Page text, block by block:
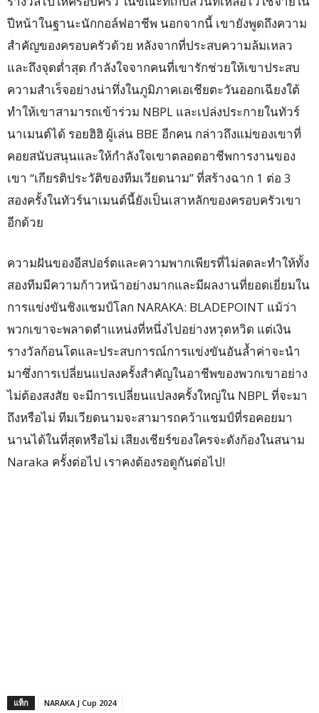
ปีหน้าในฐานะนักกอล์ฟอาชีพ นอกจากนี้ เขายังพูดถึงความ
สำคัญของครอบครัวด้วย หลังจากที่ประสบความล้มเหลว
และถึงจุดต่ำสุด กำลังใจจากคนที่เขารักช่วยให้เขาประสบ
ความสำเร็จอย่างน่าทึ่งในภูมิภาคเอเชียตะวันออกเฉียงใต้
ทำให้เขาสามารถเข้าร่วม NBPL และเปล่งประกายในทัวร์
นาเมนต์ได้ รอยฮิฮิ ผู้เล่น BBE อีกคน กล่าวถึงแม่ของเขาที่
คอยสนับสนุนและให้กำลังใจเขาตลอดอาชีพการงานของ
เขา “เกียรติประวัติของทีมเวียดนาม” ที่สร้างฉาก 1 ต่อ 3
สองครั้งในทัวร์นาเมนต์นี้ยังเป็นเสาหลักของครอบครัวเขา
อีกด้วย
ความฝันของอีสปอร์ตและความพากเพียรที่ไม่ลดละทำให้ทั้ง
สองทีมมีความก้าวหน้าอย่างมากและมีผลงานที่ยอดเยี่ยมใน
การแข่งขันชิงแชมป์โลก NARAKA: BLADEPOINT แม้ว่า
พวกเขาจะพลาดตำแหน่งที่หนึ่งไปอย่างหวุดหวิด แต่เงิน
รางวัลก้อนโตและประสบการณ์การแข่งขันอันล้ำค่าจะนำ
มาซึ่งการเปลี่ยนแปลงครั้งสำคัญในอาชีพของพวกเขาอย่าง
ไม่ต้องสงสัย จะมีการเปลี่ยนแปลงครั้งใหญ่ใน NBPL ที่จะมา
ถึงหรือไม่ ทีมเวียดนามจะสามารถคว้าแชมป์ที่รอคอยมา
นานได้ในที่สุดหรือไม่ เสียงเชียร์ของใครจะดังก้องในสนาม
Naraka ครั้งต่อไป เราคงต้องรอดูกันต่อไป!
แท็ก NARAKA J Cup 2024